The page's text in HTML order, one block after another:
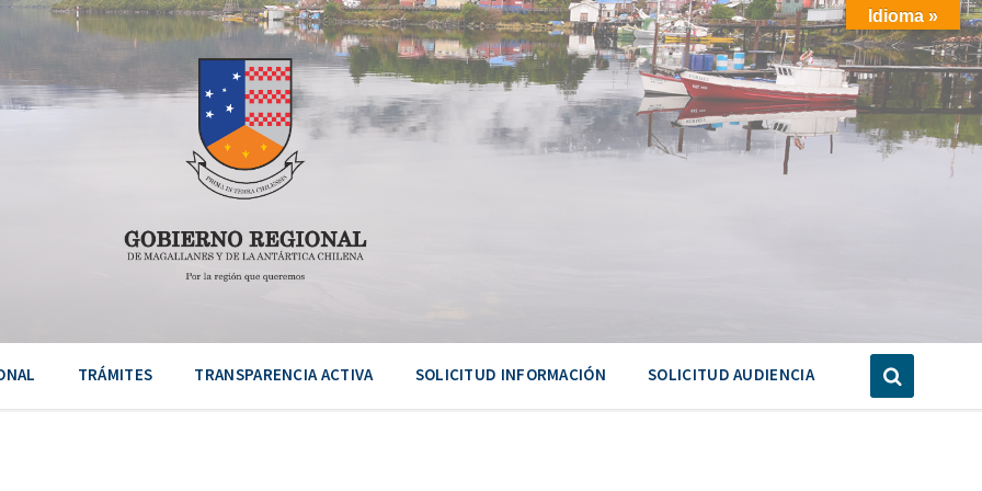
TRÁMITES TRANSPARENCIA ACTIVA SOLICITUD INFORMACIÓN SOLICITUD AUDIENCIA
Idioma »